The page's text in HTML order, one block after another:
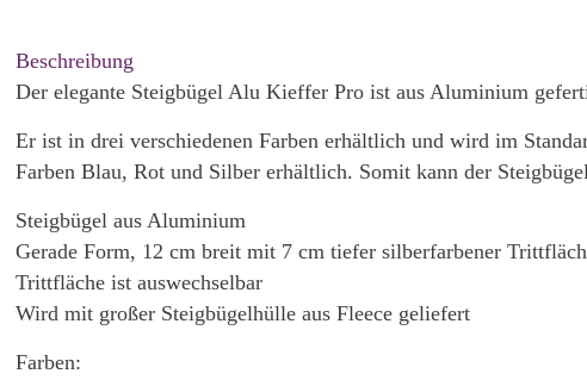
Beschreibung
Der elegante Steigbügel Alu Kieffer Pro ist aus Aluminium
Er ist in drei verschiedenen Farben erhältlich und wird im
Farben Blau, Rot und Silber erhältlich. Somit kann der
Steigbügel aus Aluminium
Gerade Form, 12 cm breit mit 7 cm tiefer silberfarbener
Trittfläche ist auswechselbar
Wird mit großer Steigbügelhülle aus Fleece geliefert
Farben: